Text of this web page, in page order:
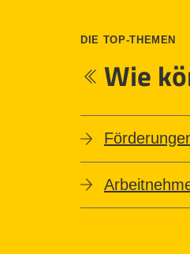
DIE TOP-THEMEN
Wie